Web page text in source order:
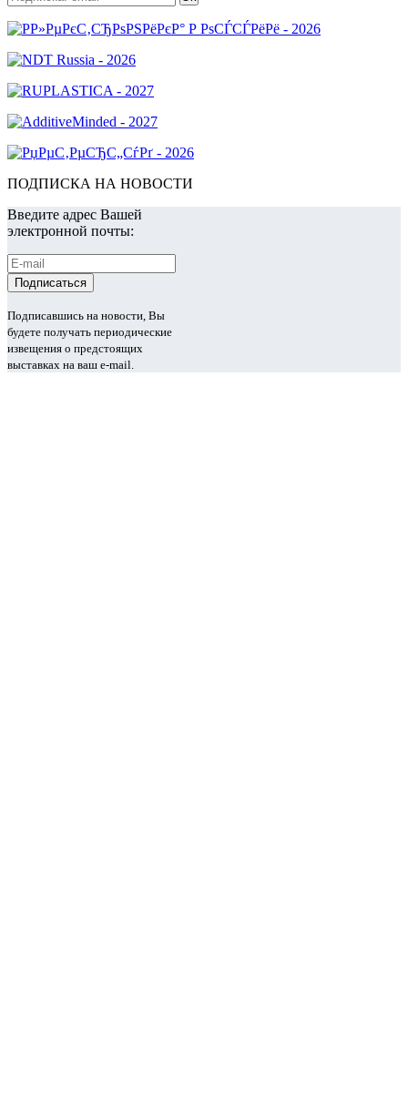
ПОДПИСКА НА НОВОСТИ
Введите адрес Вашей
электронной почты:
Подписавшись на новости, Вы
будете получать периодические
извещения о предстоящих
выставках на ваш e-mail.